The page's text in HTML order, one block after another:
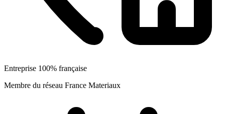
Entreprise 100% française
Membre du réseau France Materiaux